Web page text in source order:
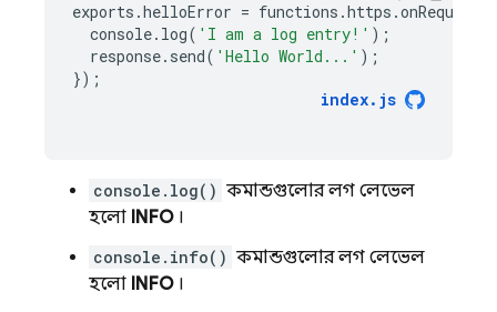
exports .helloError = functions .https .onRequest
console. log( 'I am a log entry!' );
response. send( 'Hello World...' );
});
index. js
console.log() কমান্ডগুলোর লগ লেভেল
হলো INFO।
console.info() কমান্ডগুলোর লগ লেভেল
হলো INFO।